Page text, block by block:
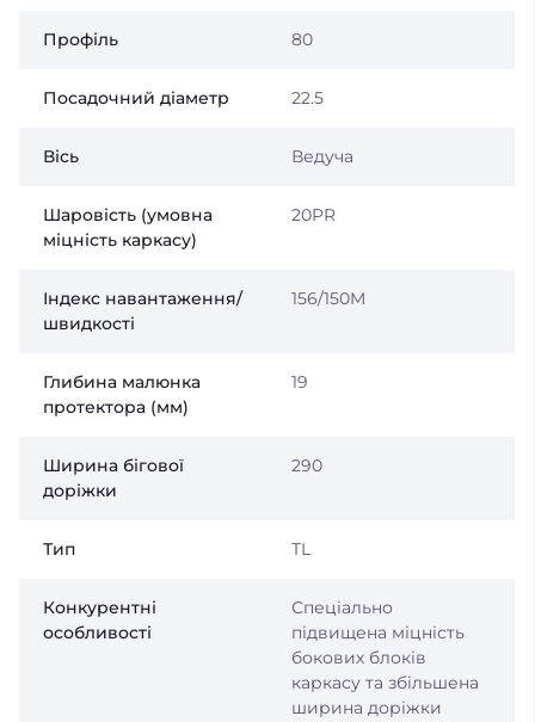
Профіль 80
Посадочний діаметр 22.5
Вісь Ведуча
Шаровість (умовна
міцність каркасу)
20PR
Індекс навантаження/
швидкості
156/150M
Глибина малюнка
протектора (мм)
19
Ширина бігової
доріжки
290
Тип TL
Конкурентні
особливості
Спеціально
підвищена міцність
бокових блоків
каркасу та збільшена
ширина доріжки